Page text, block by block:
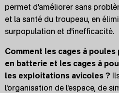
permet d'améliorer sans
et la santé du troupeau, en
surpopulation et d'inefficacité.
Comment les cages à
en batterie et les cages à
les exploitations avicoles ?
l'organisation de l'espace, de